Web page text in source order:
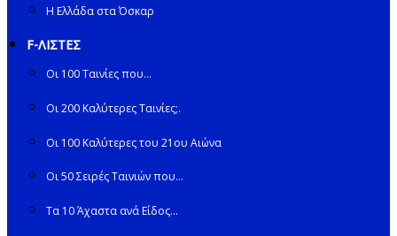
Η Ελλάδα στα Όσκαρ
F-ΛΙΣΤΕΣ
Οι 100 Ταινίες που…
Οι 200 Καλύτερες Ταινίες;.
Οι 100 Καλύτερες του 21ου Αιώνα
Οι 50 Σειρές Ταινιών που…
Τα 10 Άχαστα ανά Είδος…